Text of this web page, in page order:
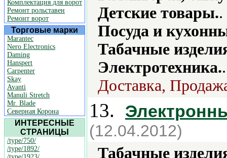
Комплектация для ворот
Ремонт рольставен
Ремонт ворот
Торговые марки
Marantec
Nero Electronics
Daming
Hanspert
Carpenter
Skay
Avanti
Manuli Stretch
Mr. Blade
Северная Корона
ИНТЕРЕСНЫЕ
СТРАНИЦЫ
/type/750/
/type/1892/
Детские товары..
Посуда и
Табачные
Электротехника..
Доставка,
13.
(12.04.2012)
Табачные